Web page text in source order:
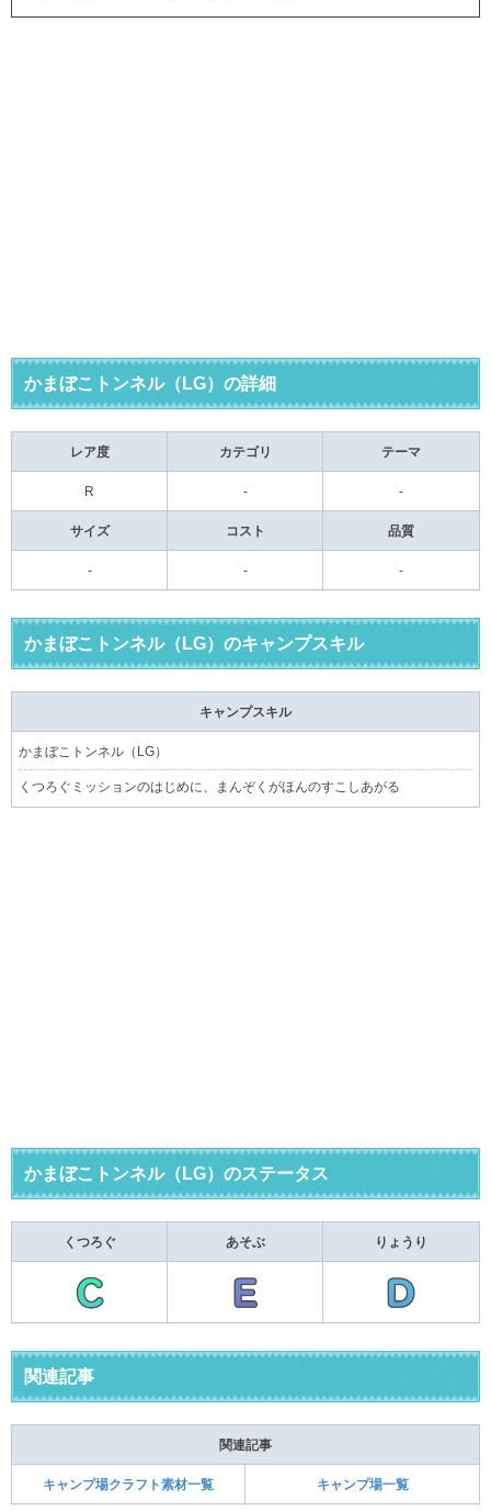
かまぼこトンネル（LG）の詳細
レア度 カテゴリ テーマ
R - -
サイズ コスト 品質
- - -
かまぼこトンネル（LG）のキャンプスキル
キャンプスキル
かまぼこトンネル（LG）
くつろぐミッションのはじめに、まんぞくがほんのすこしあがる
かまぼこトンネル（LG）のステータス
くつろぐ あそぶ りょうり
関連記事
関連記事
キャンプ場クラフト素材一覧 キャンプ場一覧